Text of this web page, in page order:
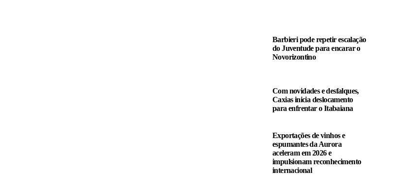
Barbieri pode repetir escalação
do Juventude para encarar o
Novorizontino
Com novidades e desfalques,
Caxias inicia deslocamento
para enfrentar o Itabaiana
Exportações de vinhos e
espumantes da Aurora
aceleram em 2026 e
impulsionam reconhecimento
internacional